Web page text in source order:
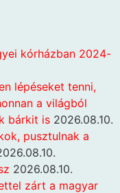
kórházban 2024-
lépéseket tenni,
a világból
bárkit is 2026.08.10.
pusztulnak a
2026.08.10.
zárt a magyar